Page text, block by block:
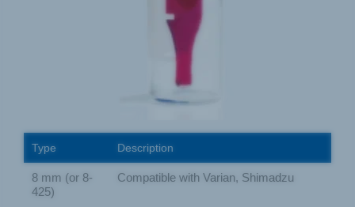
Type Description
8 mm (or 8-
425)
Compatible with Varian, Shimadzu